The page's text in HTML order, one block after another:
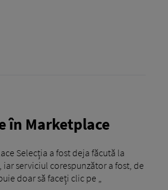
în Marketplace
Selecția a fost deja făcută la
serviciul corespunzător a fost, de
doar să faceți clic pe „